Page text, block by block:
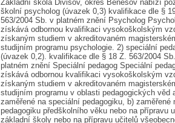
Základní škola Divišov, okres Benešov nabízí
školní psycholog (úvazek 0,3) kvalifikace dle §
563/2004 Sb. v platném znění Psycholog
získává odbornou kvalifikaci vysokoškolským
získaným studiem v akreditovaném
studijním programu psychologie. 2) speciální
(úvazek 0,2). kvalifikace dle § 18 Z. 563/2004
platném znění Speciální pedagog Speciální
získává odbornou kvalifikaci vysokoškolským
získaným studiem v akreditovaném
studijním programu v oblasti pedagogických věd
zaměřené na speciální pedagogiku, b) zaměřené
pedagogiku předškolního věku nebo na přípravu
základní školy nebo na přípravu učitelů